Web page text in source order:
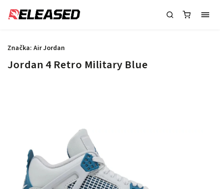
Jordan 4 Retro Military Blue
Značka: Air Jordan